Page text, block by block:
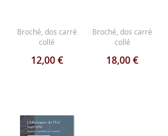
Broché, dos carré
collé
12,00 €
Broché, dos carré
collé
18,00 €